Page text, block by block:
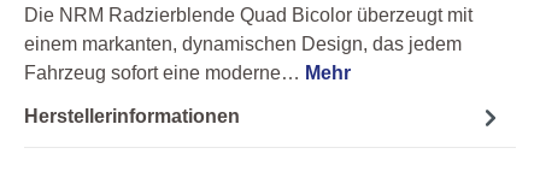
Die NRM Radzierblende Quad Bicolor überzeugt mit
einem markanten, dynamischen Design, das jedem
Fahrzeug sofort eine moderne… Mehr
Herstellerinformationen